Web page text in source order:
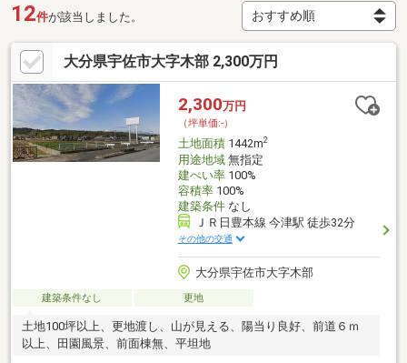
12件が該当しました。
大分県宇佐市大字木部 2,300万円
2,300万円
（坪単価:-）
土地面積1442m2
用途地域無指定
建ぺい率100%
容積率100%
建築条件なし
ＪＲ日豊本線 今津駅 徒歩32分
その他の交通
大分県宇佐市大字木部
建築条件なし 更地
土地100坪以上、更地渡し、山が見える、陽当り良好、前道６ｍ
以上、田園風景、前面棟無、平坦地